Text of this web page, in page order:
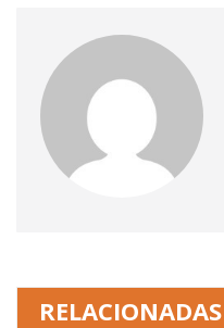
RELACIONADAS